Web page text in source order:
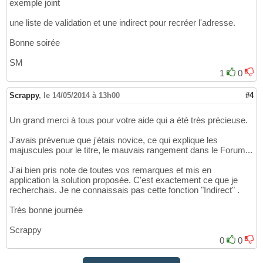
exemple joint
une liste de validation et une indirect pour recréer l'adresse.
Bonne soirée
SM
1
0
Scrappy, le 14/05/2014 à 13h00 #4
Un grand merci à tous pour votre aide qui a été très précieuse.
J'avais prévenue que j'étais novice, ce qui explique les
majuscules pour le titre, le mauvais rangement dans le Forum...
J'ai bien pris note de toutes vos remarques et mis en
application la solution proposée. C'est exactement ce que je
recherchais. Je ne connaissais pas cette fonction "Indirect" .
Très bonne journée
Scrappy
0
0